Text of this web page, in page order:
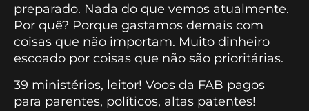
preparado. Nada do que vemos atualmente.
Por quê? Porque gastamos demais com
coisas que não importam. Muito dinheiro
escoado por coisas que não são prioritárias.
39 ministérios, leitor! Voos da FAB pagos
para parentes, políticos, altas patentes!